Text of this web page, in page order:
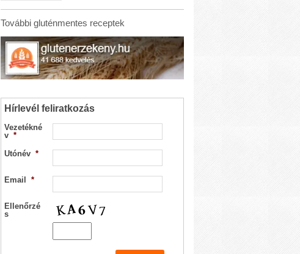
További gluténmentes receptek
Hírlevél feliratkozás
Vezetékné
v *
Utónév *
Email *
Ellenőrzé
s